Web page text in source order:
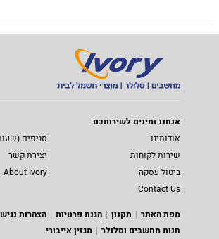
אנחנו זמינים לשירותכם
אודותינו
סניפים
שירות לקוחות
יצירת קשר
ביטול עסקה
About Ivory
Contact Us
מפת האתר
תקנון הגנת פרטיות
הצהרות
חנות מחשבים וסלולר
מגזין אייבורי